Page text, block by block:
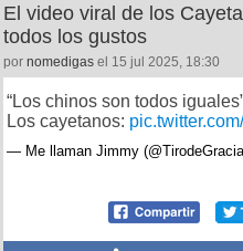
El video viral de los
todos los gustos
por nomedigas el 15 jul 2025, 18:30
“Los chinos son todos
Los cayetanos:
— Me llaman Jimmy